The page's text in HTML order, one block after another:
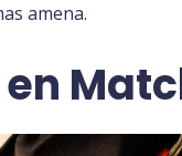
amena.